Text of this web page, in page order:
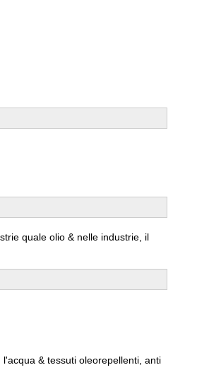
quale olio & nelle industrie, il
& tessuti oleorepellenti, anti